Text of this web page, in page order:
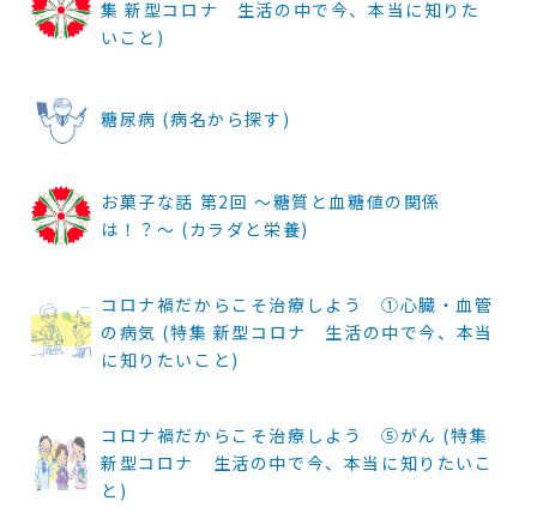
集 新型コロナ 生活の中で今、本当に知りた
いこと)
糖尿病 (病名から探す)
お菓子な話 第2回 ～糖質と血糖値の関係
は！？～ (カラダと栄養)
コロナ禍だからこそ治療しよう ①心臓・血管
の病気 (特集 新型コロナ 生活の中で今、本当
に知りたいこと)
コロナ禍だからこそ治療しよう ⑤がん (特集
新型コロナ 生活の中で今、本当に知りたいこ
と)